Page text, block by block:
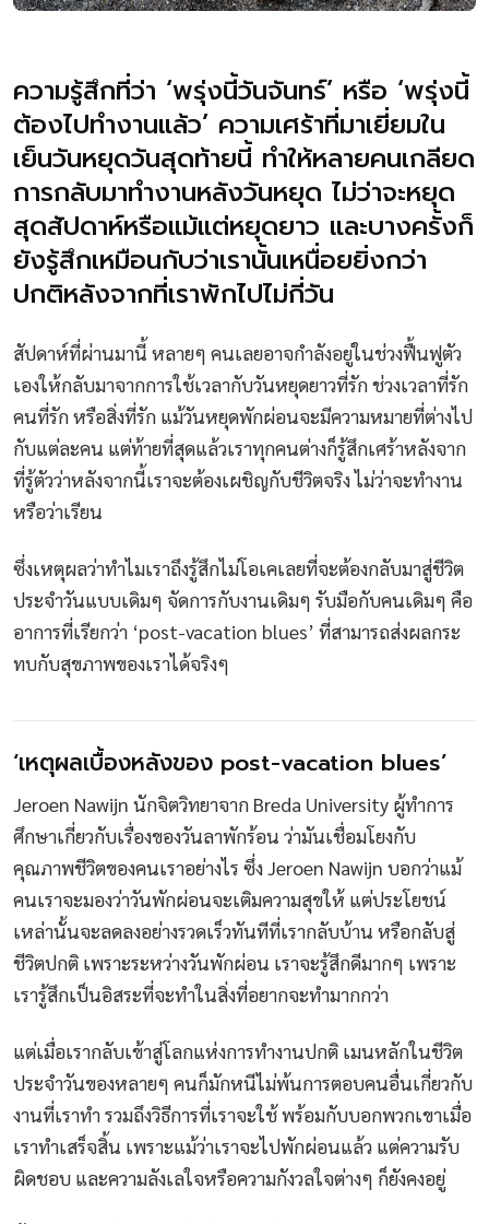
ความรู้สึกที่ว่า ‘พรุ่งนี้วันจันทร์’ หรือ ‘พรุ่งนี้
ต้องไปทำงานแล้ว’ ความเศร้าที่มาเยี่ยมใน
เย็นวันหยุดวันสุดท้ายนี้ ทำให้หลายคนเกลียด
การกลับมาทำงานหลังวันหยุด ไม่ว่าจะหยุด
สุดสัปดาห์หรือแม้แต่หยุดยาว และบางครั้งก็
ยังรู้สึกเหมือนกับว่าเรานั้นเหนื่อยยิ่งกว่า
ปกติหลังจากที่เราพักไปไม่กี่วัน
สัปดาห์ที่ผ่านมานี้ หลายๆ คนเลยอาจกำลังอยู่ในช่วงฟื้นฟูตัว
เองให้กลับมาจากการใช้เวลากับวันหยุดยาวที่รัก ช่วงเวลาที่รัก
คนที่รัก หรือสิ่งที่รัก แม้วันหยุดพักผ่อนจะมีความหมายที่ต่างไป
กับแต่ละคน แต่ท้ายที่สุดแล้วเราทุกคนต่างก็รู้สึกเศร้าหลังจาก
ที่รู้ตัวว่าหลังจากนี้เราจะต้องเผชิญกับชีวิตจริง ไม่ว่าจะทำงาน
หรือว่าเรียน
ซึ่งเหตุผลว่าทำไมเราถึงรู้สึกไม่โอเคเลยที่จะต้องกลับมาสู่ชีวิต
ประจำวันแบบเดิมๆ จัดการกับงานเดิมๆ รับมือกับคนเดิมๆ คือ
อาการที่เรียกว่า ‘post-vacation blues’ ที่สามารถส่งผลกระ
ทบกับสุขภาพของเราได้จริงๆ
‘เหตุผลเบื้องหลังของ post-vacation blues’
Jeroen Nawijn นักจิตวิทยาจาก Breda University ผู้ทำการ
ศึกษาเกี่ยวกับเรื่องของวันลาพักร้อน ว่ามันเชื่อมโยงกับ
คุณภาพชีวิตของคนเราอย่างไร ซึ่ง Jeroen Nawijn บอกว่าแม้
คนเราจะมองว่าวันพักผ่อนจะเติมความสุขให้ แต่ประโยชน์
เหล่านั้นจะลดลงอย่างรวดเร็วทันทีที่เรากลับบ้าน หรือกลับสู่
ชีวิตปกติ เพราะระหว่างวันพักผ่อน เราจะรู้สึกดีมากๆ เพราะ
เรารู้สึกเป็นอิสระที่จะทำในสิ่งที่อยากจะทำมากกว่า
แต่เมื่อเรากลับเข้าสู่โลกแห่งการทำงานปกติ เมนหลักในชีวิต
ประจำวันของหลายๆ คนก็มักหนีไม่พ้นการตอบคนอื่นเกี่ยวกับ
งานที่เราทำ รวมถึงวิธีการที่เราจะใช้ พร้อมกับบอกพวกเขาเมื่อ
เราทำเสร็จสิ้น เพราะแม้ว่าเราจะไปพักผ่อนแล้ว แต่ความรับ
ผิดชอบ และความลังเลใจหรือความกังวลใจต่างๆ ก็ยังคงอยู่